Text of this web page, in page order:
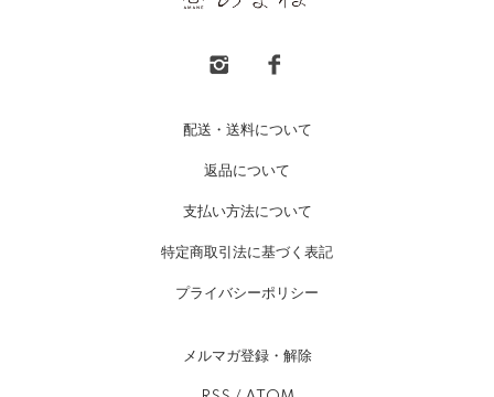
配送・送料について
返品について
支払い方法について
特定商取引法に基づく表記
プライバシーポリシー
メルマガ登録・解除